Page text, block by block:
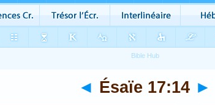
◄ Ésaïe 17:14 ►